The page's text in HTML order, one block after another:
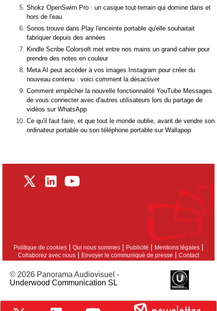
Shokz OpenSwim Pro : un casque tout-terrain qui domine dans et
hors de l'eau
Sonos trouve dans Play l'enceinte portable qu'elle souhaitait
fabriquer depuis des années
Kindle Scribe Colorsoft met entre nos mains un grand cahier pour
prendre des notes en couleur
Meta AI peut accéder à vos images Instagram pour créer du
nouveau contenu : voici comment la désactiver
Comment empêcher la nouvelle fonctionnalité YouTube Messages
de vous connecter avec d'autres utilisateurs lors du partage de
vidéos sur WhatsApp
Ce qu'il faut faire, et que tout le monde oublie, avant de vendre son
ordinateur portable ou son téléphone portable sur Wallapop
Politique de cookies | Qui nous sommes | Publicité | Mentions légales |
Collaborez avec nous | Envoyer le communiqué de presse | Contact
© 2026 Panorama Audiovisuel -
Underwood Communication SL